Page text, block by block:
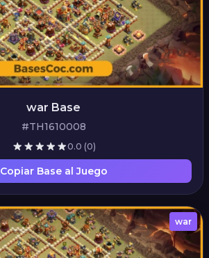
war Base
#TH1610008
0.0 (0)
Copiar Base al Juego
war